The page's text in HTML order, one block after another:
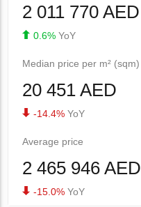
2 011 770 AED
0.6% YoY
Median price per m² (sqm)
20 451 AED
-14.4% YoY
Average price
2 465 946 AED
-15.0% YoY